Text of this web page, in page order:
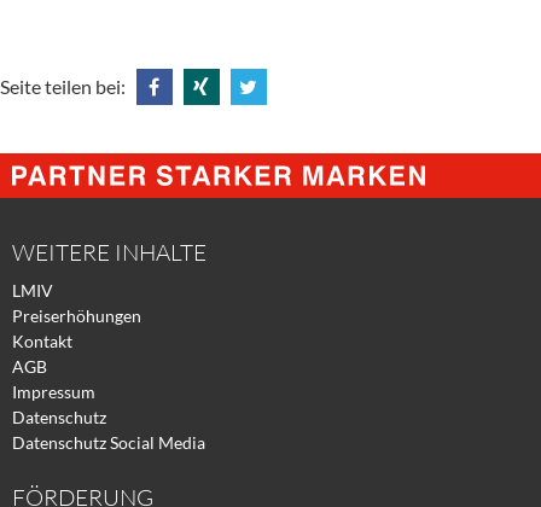
Seite teilen bei:
@
Facebook
@
Xing
@
Twitter
WEITERE INHALTE
LMIV
Preiserhöhungen
Kontakt
AGB
Impressum
Datenschutz
Datenschutz Social Media
FÖRDERUNG